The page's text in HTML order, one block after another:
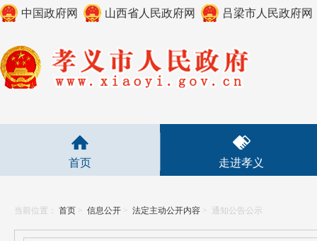
中国政府网 山西省人民政府网 吕梁市人民政府网
首页 走进孝义
当前位置： 首页 > 信息公开 > 法定主动公开内容 > 通知公告公示